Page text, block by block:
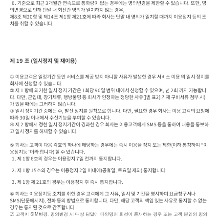
의변경으로 인해 단말 내 회선간 명의가 일치하지 않는 경우,
제8조 제20항 및 제14조 제1항 제21호에 따라 회사는 단말 내 명의가 일치할 때까지 이용정지 등의 조
치를 취할 수 있습니다.
제 19 조 (일시정지 및 재이용)
① 이용고객은 일정기간 동안 서비스를 제공 받지 아니할 사유가 발생한 경우 서비스 이용 의 일시 정지를
회사에 신청할 수 있습니다.
② 제 1 항에 의거한 일시 정지 기간은 1회당 90일 범위 내에서 신청할 수 있으며, 년 2회 까지 가능합니
다. 다만, 군입대, 장기체류, 행방불명 등 회사가 인정하는 정당한 사유([별 표2] 기재 구비서류 첨부 시)
가 있을 때에는 그러하지 않습니다.
③ 일시 정지기간 중에는 수, 발신 정지를 원칙으로 합니다. 다만, 필요한 경우 회사는 이용 고객의 요청에
따라 30일 이내에서 수신기능을 부여할 수 있습니다.
④ 제 2 항에서 정한 일시 정지기간이 경과한 경우 회사는 이용고객에게 SMS 등을 통하여 내용을 통보하
고 일시 정지를 해제할 수 있습니다.
⑤ 회사는 고객이 다음 각호의 하나에 해당하는 경우에는 즉시 이용을 정지 또는 제한(이하 통칭하여 “이
용정지등”이라 합니다) 할 수 있습니다.
  1. 제 1항 6호의 경우는 이용정지 7일 전까지 통지합니다.
  3. 제 1항 제 21호의 경우는 이용정지 후 즉시 통지합니다.
⑥ 회사는 이용정지등 조치를 취한 경우 고객에게 그 사유, 일시 및 기간을 명시하여 요금청구서나
SMS(단문메시지), 전화 등의 방법으로 통지합니다. 다만, 해당 고객의 책임 있는 사유로 통지할 수 없는
경우는 통지된 것으로 간주합니다.
⑦ 고객이 SIM변경, 명의변경 시 대상 단말에 타인명의 회선이 존재하는 경우 또는 고객 본인의 명의